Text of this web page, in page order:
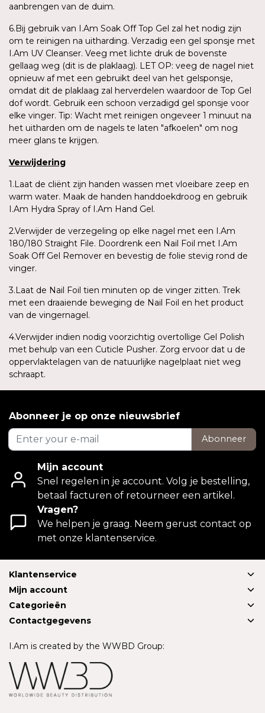
aanbrengen van de duim.
6.Bij gebruik van I.Am Soak Off Top Gel zal het nodig zijn
om te reinigen na uitharding. Verzadig een gel sponsje met
I.Am UV Cleanser. Veeg met lichte druk de bovenste
gellaag weg (dit is de plaklaag). LET OP: veeg de nagel niet
opnieuw af met een gebruikt deel van het gelsponsje,
omdat dit de plaklaag zal herverdelen waardoor de Top Gel
dof wordt. Gebruik een schoon verzadigd gel sponsje voor
elke vinger. Tip: Wacht met reinigen ongeveer 1 minuut na
het uitharden om de nagels te laten "afkoelen" om nog
meer glans te krijgen.
Verwijdering
1.Laat de cliënt zijn handen wassen met vloeibare zeep en
warm water. Maak de handen handdoekdroog en gebruik
I.Am Hydra Spray of I.Am Hand Gel.
2.Verwijder de verzegeling op elke nagel met een I.Am
180/180 Straight File. Doordrenk een Nail Foil met I.Am
Soak Off Gel Remover en bevestig de folie stevig rond de
vinger.
3.Laat de Nail Foil tien minuten op de vinger zitten. Trek
met een draaiende beweging de Nail Foil en het product
van de vingernagel.
4.Verwijder indien nodig voorzichtig overtollige Gel Polish
met behulp van een Cuticle Pusher. Zorg ervoor dat u de
oppervlaktelagen van de natuurlijke nagelplaat niet weg
schraapt.
Abonneer je op onze nieuwsbrief
Abonneer
Mijn account
Snel regelen in je account. Volg je bestelling,
betaal facturen of retourneer een artikel.
Vragen?
We helpen je graag. Neem gerust contact op
met onze klantenservice.
Klantenservice
Mijn account
Categorieën
Contactgegevens
I.Am is created by the WWBD Group: